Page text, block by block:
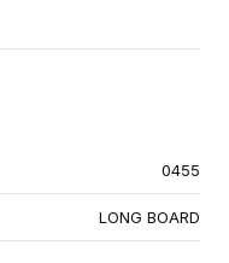
0455
LONG BOARD